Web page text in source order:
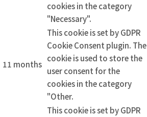
cookies in the category
"Necessary".
11 months
This cookie is set by GDPR
Cookie Consent plugin. The
cookie is used to store the
user consent for the
cookies in the category
"Other.
This cookie is set by GDPR